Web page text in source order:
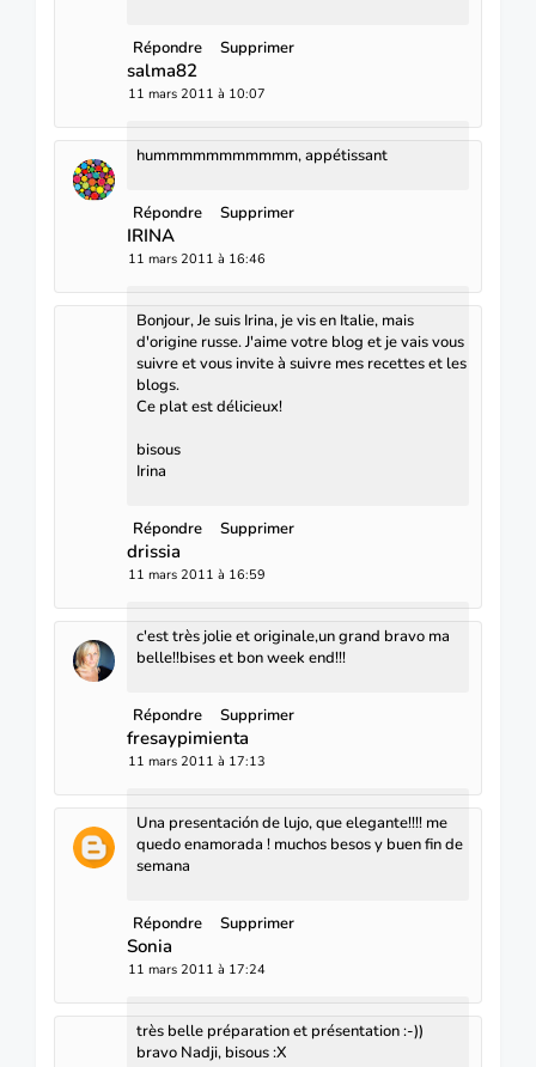
Répondre Supprimer
salma82
11 mars 2011 à 10:07
hummmmmmmmmmm, appétissant
Répondre Supprimer
IRINA
11 mars 2011 à 16:46
Bonjour, Je suis Irina, je vis en Italie, mais
d'origine russe. J'aime votre blog et je vais vous
suivre et vous invite à suivre mes recettes et les
blogs.
Ce plat est délicieux!
bisous
Irina
Répondre Supprimer
drissia
11 mars 2011 à 16:59
c'est très jolie et originale,un grand bravo ma
belle!!bises et bon week end!!!
Répondre Supprimer
fresaypimienta
11 mars 2011 à 17:13
Una presentación de lujo, que elegante!!!! me
quedo enamorada ! muchos besos y buen fin de
semana
Répondre Supprimer
Sonia
11 mars 2011 à 17:24
très belle préparation et présentation :-))
bravo Nadji, bisous :X